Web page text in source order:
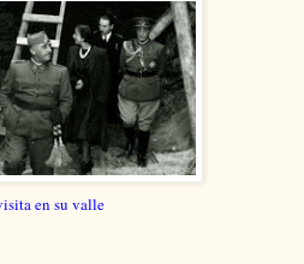
en su valle